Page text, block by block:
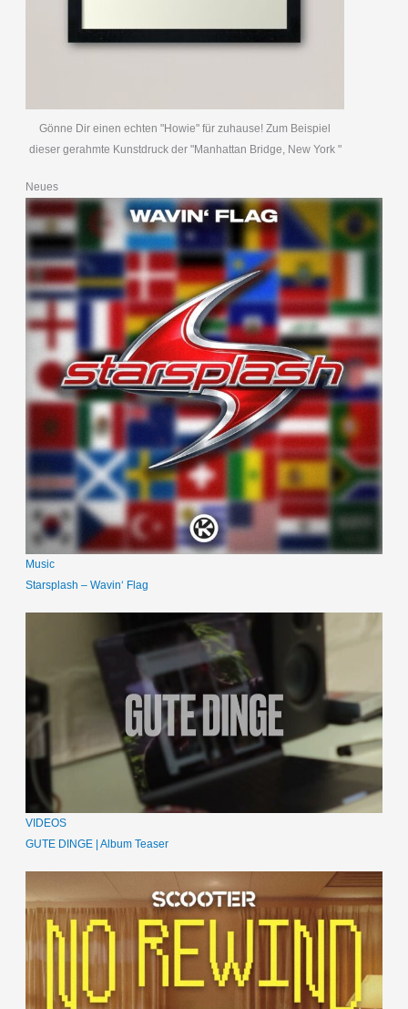
Gönne Dir einen echten "Howie" für zuhause! Zum Beispiel
dieser gerahmte Kunstdruck der "Manhattan Bridge, New York "
Neues
Music
Starsplash – Wavin‘ Flag
VIDEOS
GUTE DINGE | Album Teaser